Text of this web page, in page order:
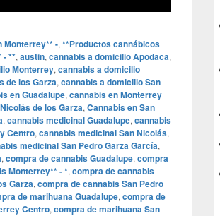
Monterrey** -, **Productos cannábicos
- **, austin, cannabis a domicilio Apodaca,
Monterrey, cannabis a domicilio
de los Garza, cannabis a domicilio San
en Guadalupe, cannabis en Monterrey
de los Garza, Cannabis en San
, cannabis medicinal Guadalupe, cannabis
Centro, cannabis medicinal San Nicolás,
medicinal San Pedro Garza García,
, compra de cannabis Guadalupe, compra
Monterrey** - *, compra de cannabis
Garza, compra de cannabis San Pedro
de marihuana Guadalupe, compra de
Centro, compra de marihuana San